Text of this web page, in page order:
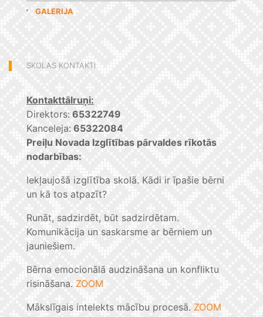
GALERIJA
SKOLAS KONTAKTI
Kontakttālruņi:
Direktors: 65322749
Kanceleja: 65322084
Preiļu Novada Izglītības pārvaldes rīkotās
nodarbības:
Iekļaujošā izglītība skolā. Kādi ir īpašie bērni
un kā tos atpazīt?
Runāt, sadzirdēt, būt sadzirdētam.
Komunikācija un saskarsme ar bērniem un
jauniešiem.
Bērna emocionālā audzināšana un konfliktu
risināšana. ZOOM
Mākslīgais intelekts mācību procesā. ZOOM